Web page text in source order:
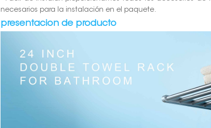
necesarios para la instalación en el paquete.
presentacion de producto